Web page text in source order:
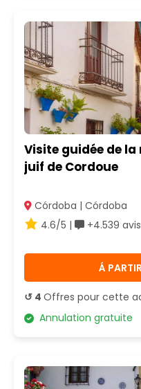
Visite guidée de
juif de Cordoue
Córdoba | Córdoba
4.6/5 |
+4.539 avis
Á PARTIR
↺ 4 Offres pour cette
Annulation gratuite